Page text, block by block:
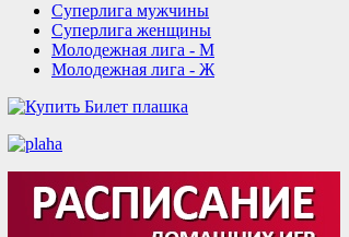
Суперлига мужчины
Суперлига женщины
Молодежная лига - М
Молодежная лига - Ж